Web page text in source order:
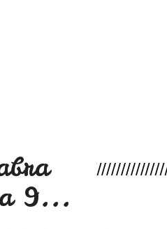
9...